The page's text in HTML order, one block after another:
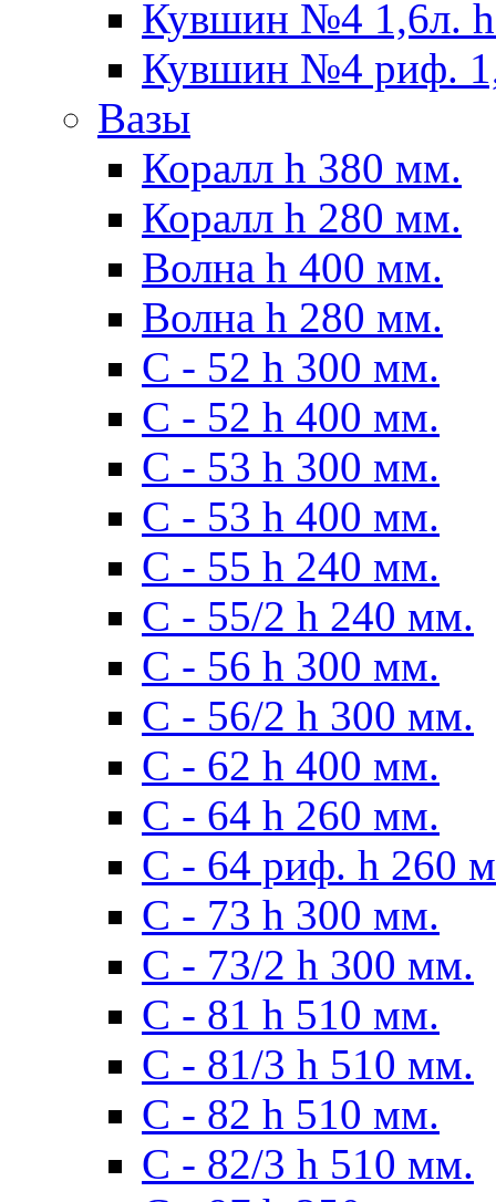
Кувшин №4 1,6л.
Кувшин №4 риф.
Вазы
Коралл h 380 мм.
Коралл h 280 мм.
Волна h 400 мм.
Волна h 280 мм.
C - 52 h 300 мм.
C - 52 h 400 мм.
С - 53 h 300 мм.
С - 53 h 400 мм.
С - 55 h 240 мм.
С - 55/2 h 240 мм.
С - 56 h 300 мм.
С - 56/2 h 300 мм.
С - 62 h 400 мм.
С - 64 h 260 мм.
С - 64 риф. h 260
С - 73 h 300 мм.
С - 73/2 h 300 мм.
С - 81 h 510 мм.
С - 81/3 h 510 мм.
С - 82 h 510 мм.
С - 82/3 h 510 мм.